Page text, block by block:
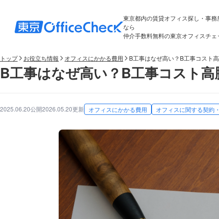
東京都内の賃貸オフィス探し・事務
なら
仲介手数料無料の東京オフィスチェ
トップ お役立ち情報 オフィスにかかる費用 B工事はなぜ高い？B工事コスト
B工事はなぜ高い？B工事コスト
2025.06.20公開2026.05.20更新 オフィスにかかる費用 オフィスに関する契約